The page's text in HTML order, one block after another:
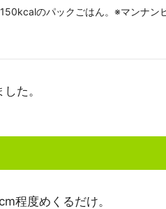
のパックごはん。※マンナン
た。
程度めくるだけ。